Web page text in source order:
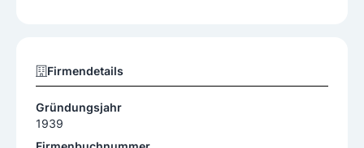
Firmendetails
Gründungsjahr
1939